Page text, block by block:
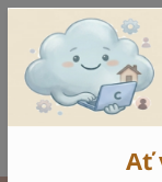
Ať